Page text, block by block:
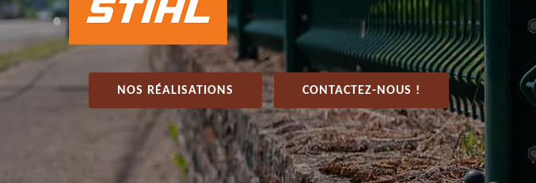
NOS RÉALISATIONS CONTACTEZ-NOUS !